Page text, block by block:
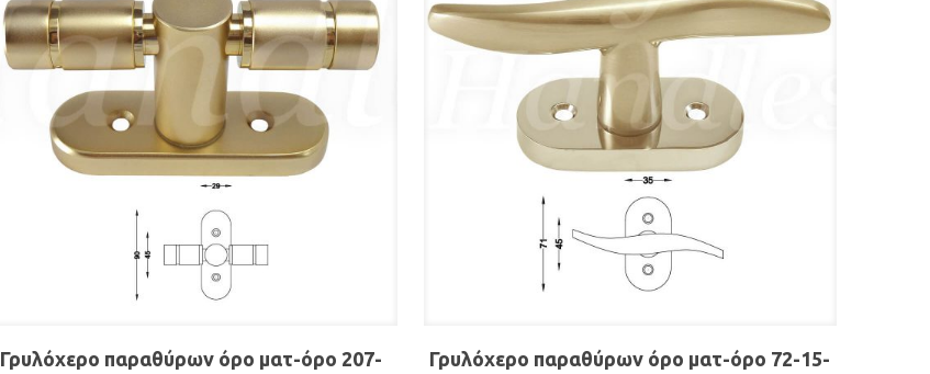
Γρυλόχερο παραθύρων όρο ματ-όρο 207-
Γρυλόχερο παραθύρων όρο ματ-όρο 72-15-